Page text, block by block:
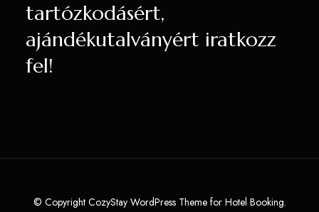
tartózkodásért,
ajándékutalványért iratkozz
fel!
© Copyright CozyStay WordPress Theme for Hotel Booking.